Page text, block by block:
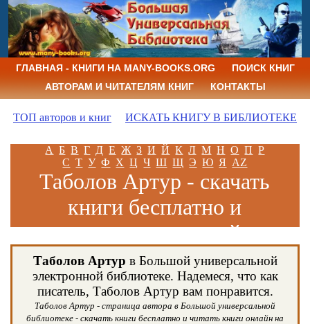
ГЛАВНАЯ - КНИГИ НА MANY-BOOKS.ORG
ПОИСК КНИГ
АВТОРАМ И ЧИТАТЕЛЯМ КНИГ
КОНТАКТЫ
ТОП авторов и книг ИСКАТЬ КНИГУ В БИБЛИОТЕКЕ
А Б В Г Д Е Ж З И Й К Л М Н О П Р
С Т У Ф Х Ц Ч Ш Щ Э Ю Я AZ
Таболов Артур - скачать
книги бесплатно и
читать книги онлайн
Таболов Артур в Большой универсальной
электронной библиотеке. Надемеся, что как
писатель, Таболов Артур вам понравится.
Таболов Артур - страница автора в Большой универсальной
библиотеке - скачать книги бесплатно и читать книги онлайн на